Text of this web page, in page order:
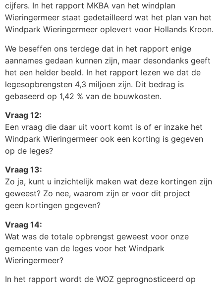
cijfers. In het rapport MKBA van het windplan
Wieringermeer staat gedetailleerd wat het plan van het
Windpark Wieringermeer oplevert voor Hollands Kroon.
We beseffen ons terdege dat in het rapport enige
aannames gedaan kunnen zijn, maar desondanks geeft
het een helder beeld. In het rapport lezen we dat de
legesopbrengsten 4,3 miljoen zijn. Dit bedrag is
gebaseerd op 1,42 % van de bouwkosten.
Vraag 12:
Een vraag die daar uit voort komt is of er inzake het
Windpark Wieringermeer ook een korting is gegeven
op de leges?
Vraag 13:
Zo ja, kunt u inzichtelijk maken wat deze kortingen zijn
geweest? Zo nee, waarom zijn er voor dit project
geen kortingen gegeven?
Vraag 14:
Wat was de totale opbrengst geweest voor onze
gemeente van de leges voor het Windpark
Wieringermeer?
In het rapport wordt de WOZ geprognosticeerd op